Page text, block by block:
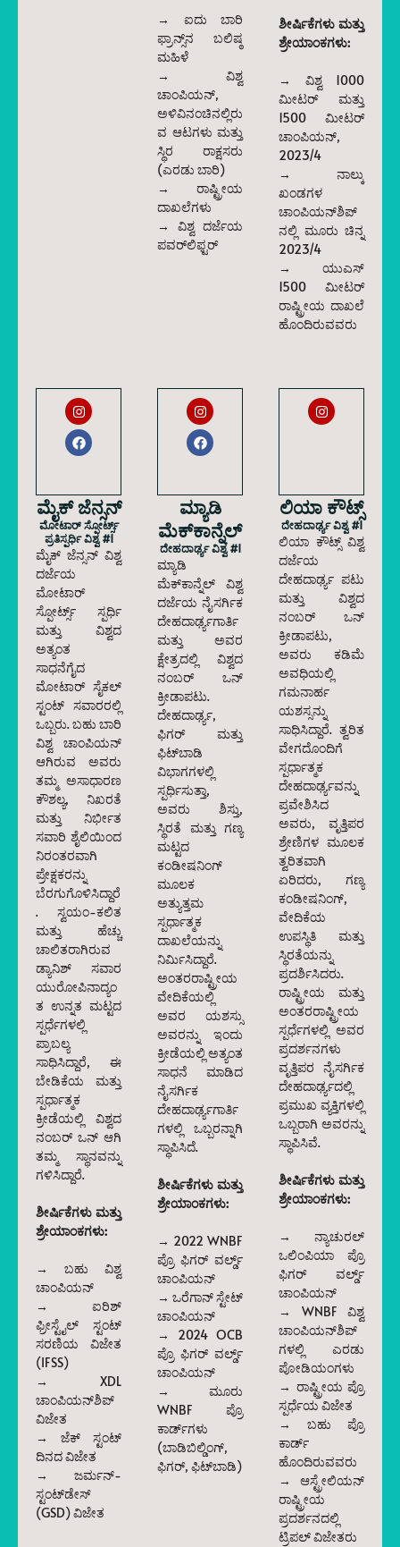
→ ಐದು ಬಾರಿ
ಫ್ರಾನ್ಸ್‌ನ ಬಲಿಷ್ಠ
ಮಹಿಳೆ
→ ವಿಶ್ವ
ಚಾಂಪಿಯನ್,
ಅಳಿವಿನಂಚಿನಲ್ಲಿರು
ವ ಆಟಗಳು ಮತ್ತು
ಸ್ಥಿರ ರಾಕ್ಷಸರು
(ಎರಡು ಬಾರಿ)
→ ರಾಷ್ಟ್ರೀಯ
ದಾಖಲೆಗಳು
→ ವಿಶ್ವ ದರ್ಜೆಯ
ಪವರ್‌ಲಿಫ್ಟರ್
ಶೀರ್ಷಿಕೆಗಳು ಮತ್ತು
ಶ್ರೇಯಾಂಕಗಳು:
→ ವಿಶ್ವ 1000
ಮೀಟರ್ ಮತ್ತು
1500 ಮೀಟರ್
ಚಾಂಪಿಯನ್,
2023/4
→ ನಾಲ್ಕು
ಖಂಡಗಳ
ಚಾಂಪಿಯನ್‌ಶಿಪ್‌
ನಲ್ಲಿ ಮೂರು ಚಿನ್ನ
2023/4
→ ಯುಎಸ್
1500 ಮೀಟರ್
ರಾಷ್ಟ್ರೀಯ ದಾಖಲೆ
ಹೊಂದಿರುವವರು
ಮೈಕ್ ಜೆನ್ಸನ್
ಮೋಟಾರ್ ಸ್ಪೋರ್ಟ್ಸ್
ಪ್ರತಿಸ್ಪರ್ಧಿ ವಿಶ್ವ #1
ಮೈಕ್ ಜೆನ್ಸನ್ ವಿಶ್ವ
ದರ್ಜೆಯ
ಮೋಟಾರ್
ಸ್ಪೋರ್ಟ್ಸ್ ಸ್ಪರ್ಧಿ
ಮತ್ತು ವಿಶ್ವದ
ಅತ್ಯಂತ
ಸಾಧನೆಗೈದ
ಮೋಟಾರ್ ಸೈಕಲ್
ಸ್ಟಂಟ್ ಸವಾರರಲ್ಲಿ
ಒಬ್ಬರು. ಬಹು ಬಾರಿ
ವಿಶ್ವ ಚಾಂಪಿಯನ್
ಆಗಿರುವ ಅವರು
ತಮ್ಮ ಅಸಾಧಾರಣ
ಕೌಶಲ್ಯ, ನಿಖರತೆ
ಮತ್ತು ನಿರ್ಭೀತ
ಸವಾರಿ ಶೈಲಿಯಿಂದ
ನಿರಂತರವಾಗಿ
ಪ್ರೇಕ್ಷಕರನ್ನು
ಬೆರಗುಗೊಳಿಸಿದ್ದಾರೆ
. ಸ್ವಯಂ-ಕಲಿತ
ಮತ್ತು ಹೆಚ್ಚು
ಚಾಲಿತರಾಗಿರುವ
ಡ್ಯಾನಿಶ್ ಸವಾರ
ಯುರೋಪಿನಾದ್ಯಂ
ತ ಉನ್ನತ ಮಟ್ಟದ
ಸ್ಪರ್ಧೆಗಳಲ್ಲಿ
ಪ್ರಾಬಲ್ಯ
ಸಾಧಿಸಿದ್ದಾರೆ, ಈ
ಬೇಡಿಕೆಯ ಮತ್ತು
ಸ್ಪರ್ಧಾತ್ಮಕ
ಕ್ರೀಡೆಯಲ್ಲಿ ವಿಶ್ವದ
ನಂಬರ್ ಒನ್ ಆಗಿ
ತಮ್ಮ ಸ್ಥಾನವನ್ನು
ಗಳಿಸಿದ್ದಾರೆ.
ಶೀರ್ಷಿಕೆಗಳು ಮತ್ತು
ಶ್ರೇಯಾಂಕಗಳು:
→ ಬಹು ವಿಶ್ವ
ಚಾಂಪಿಯನ್
→ ಐರಿಶ್
ಫ್ರೀಸ್ಟೈಲ್ ಸ್ಟಂಟ್
ಸರಣಿಯ ವಿಜೇತ
(IFSS)
→ XDL
ಚಾಂಪಿಯನ್‌ಶಿಪ್
ವಿಜೇತ
→ ಜೆಕ್ ಸ್ಟಂಟ್
ದಿನದ ವಿಜೇತ
→ ಜರ್ಮನ್-
ಸ್ಟಂಟ್‌ಡೇಸ್
(GSD) ವಿಜೇತ
ಮ್ಯಾಡಿ
ಮೆಕ್‌ಕಾನ್ನೆಲ್
ದೇಹದಾರ್ಢ್ಯ ವಿಶ್ವ #1
ಮ್ಯಾಡಿ
ಮೆಕ್‌ಕಾನ್ನೆಲ್ ವಿಶ್ವ
ದರ್ಜೆಯ ನೈಸರ್ಗಿಕ
ದೇಹದಾರ್ಢ್ಯಗಾರ್ತಿ
ಮತ್ತು ಅವರ
ಕ್ಷೇತ್ರದಲ್ಲಿ ವಿಶ್ವದ
ನಂಬರ್ ಒನ್
ಕ್ರೀಡಾಪಟು.
ದೇಹದಾರ್ಢ್ಯ,
ಫಿಗರ್ ಮತ್ತು
ಫಿಟ್‌ಬಾಡಿ
ವಿಭಾಗಗಳಲ್ಲಿ
ಸ್ಪರ್ಧಿಸುತ್ತಾ,
ಅವರು ಶಿಸ್ತು,
ಸ್ಥಿರತೆ ಮತ್ತು ಗಣ್ಯ
ಮಟ್ಟದ
ಕಂಡೀಷನಿಂಗ್
ಮೂಲಕ
ಅತ್ಯುತ್ತಮ
ಸ್ಪರ್ಧಾತ್ಮಕ
ದಾಖಲೆಯನ್ನು
ನಿರ್ಮಿಸಿದ್ದಾರೆ.
ಅಂತರರಾಷ್ಟ್ರೀಯ
ವೇದಿಕೆಯಲ್ಲಿ
ಅವರ ಯಶಸ್ಸು
ಅವರನ್ನು ಇಂದು
ಕ್ರೀಡೆಯಲ್ಲಿ ಅತ್ಯಂತ
ಸಾಧನೆ ಮಾಡಿದ
ನೈಸರ್ಗಿಕ
ದೇಹದಾರ್ಢ್ಯಗಾರ್ತಿ
ಗಳಲ್ಲಿ ಒಬ್ಬರನ್ನಾಗಿ
ಸ್ಥಾಪಿಸಿದೆ.
ಶೀರ್ಷಿಕೆಗಳು ಮತ್ತು
ಶ್ರೇಯಾಂಕಗಳು:
→ 2022 WNBF
ಪ್ರೊ ಫಿಗರ್ ವರ್ಲ್ಡ್
ಚಾಂಪಿಯನ್
→ ಒರೆಗಾನ್ ಸ್ಟೇಟ್
ಚಾಂಪಿಯನ್
→ 2024 OCB
ಪ್ರೊ ಫಿಗರ್ ವರ್ಲ್ಡ್
ಚಾಂಪಿಯನ್
→ ಮೂರು
WNBF ಪ್ರೊ
ಕಾರ್ಡ್‌ಗಳು
(ಬಾಡಿಬಿಲ್ಡಿಂಗ್,
ಫಿಗರ್, ಫಿಟ್‌ಬಾಡಿ)
ಲಿಯಾ ಕೌಟ್ಸ್
ದೇಹದಾರ್ಢ್ಯ ವಿಶ್ವ #1
ಲಿಯಾ ಕೌಟ್ಸ್ ವಿಶ್ವ
ದರ್ಜೆಯ
ದೇಹದಾರ್ಢ್ಯ ಪಟು
ಮತ್ತು ವಿಶ್ವದ
ನಂಬರ್ ಒನ್
ಕ್ರೀಡಾಪಟು,
ಅವರು ಕಡಿಮೆ
ಅವಧಿಯಲ್ಲಿ
ಗಮನಾರ್ಹ
ಯಶಸ್ಸನ್ನು
ಸಾಧಿಸಿದ್ದಾರೆ. ತ್ವರಿತ
ವೇಗದೊಂದಿಗೆ
ಸ್ಪರ್ಧಾತ್ಮಕ
ದೇಹದಾರ್ಢ್ಯವನ್ನು
ಪ್ರವೇಶಿಸಿದ
ಅವರು, ವೃತ್ತಿಪರ
ಶ್ರೇಣಿಗಳ ಮೂಲಕ
ತ್ವರಿತವಾಗಿ
ಏರಿದರು, ಗಣ್ಯ
ಕಂಡೀಷನಿಂಗ್,
ವೇದಿಕೆಯ
ಉಪಸ್ಥಿತಿ ಮತ್ತು
ಸ್ಥಿರತೆಯನ್ನು
ಪ್ರದರ್ಶಿಸಿದರು.
ರಾಷ್ಟ್ರೀಯ ಮತ್ತು
ಅಂತರರಾಷ್ಟ್ರೀಯ
ಸ್ಪರ್ಧೆಗಳಲ್ಲಿ ಅವರ
ಪ್ರದರ್ಶನಗಳು
ವೃತ್ತಿಪರ ನೈಸರ್ಗಿಕ
ದೇಹದಾರ್ಢ್ಯದಲ್ಲಿ
ಪ್ರಮುಖ ವ್ಯಕ್ತಿಗಳಲ್ಲಿ
ಒಬ್ಬರಾಗಿ ಅವರನ್ನು
ಸ್ಥಾಪಿಸಿವೆ.
ಶೀರ್ಷಿಕೆಗಳು ಮತ್ತು
ಶ್ರೇಯಾಂಕಗಳು:
→ ನ್ಯಾಚುರಲ್
ಒಲಿಂಪಿಯಾ ಪ್ರೊ
ಫಿಗರ್ ವರ್ಲ್ಡ್
ಚಾಂಪಿಯನ್
→ WNBF ವಿಶ್ವ
ಚಾಂಪಿಯನ್‌ಶಿಪ್‌
ಗಳಲ್ಲಿ ಎರಡು
ಪೋಡಿಯಂಗಳು
→ ರಾಷ್ಟ್ರೀಯ ಪ್ರೊ
ಸ್ಪರ್ಧೆಯ ವಿಜೇತ
→ ಬಹು ಪ್ರೊ
ಕಾರ್ಡ್
ಹೊಂದಿರುವವರು
→ ಆಸ್ಟ್ರೇಲಿಯನ್
ರಾಷ್ಟ್ರೀಯ
ಪ್ರದರ್ಶನದಲ್ಲಿ
ಟ್ರಿಪಲ್ ವಿಜೇತರು